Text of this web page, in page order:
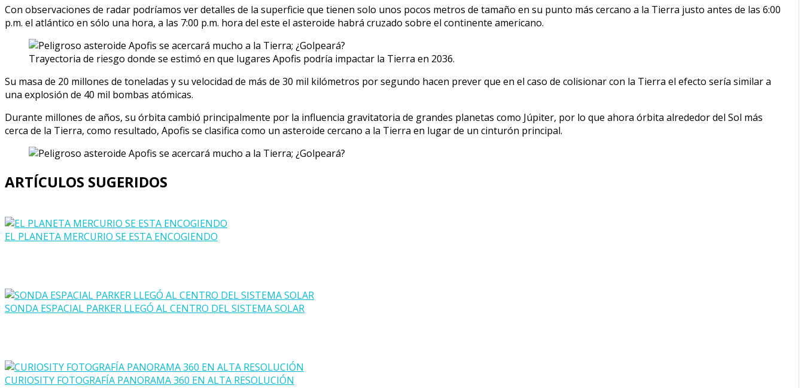
Con observaciones de radar podríamos ver detalles de la superficie que tienen solo unos pocos metros de tamaño en su punto más cercano a la Tierra justo antes de las 6:00
p.m. el atlántico en sólo una hora, a las 7:00 p.m. hora del este el asteroide habrá cruzado sobre el continente americano.
Trayectoria de riesgo donde se estimó en que lugares Apofis podría impactar la Tierra en 2036.
Su masa de 20 millones de toneladas y su velocidad de más de 30 mil kilómetros por segundo hacen prever que en el caso de colisionar con la Tierra el efecto sería similar a
una explosión de 40 mil bombas atómicas.
Durante millones de años, su órbita cambió principalmente por la influencia gravitatoria de grandes planetas como Júpiter, por lo que ahora órbita alrededor del Sol más
cerca de la Tierra, como resultado, Apofis se clasifica como un asteroide cercano a la Tierra en lugar de un cinturón principal.
ARTÍCULOS SUGERIDOS
EL PLANETA MERCURIO SE ESTA ENCOGIENDO
SONDA ESPACIAL PARKER LLEGÓ AL CENTRO DEL SISTEMA SOLAR
CURIOSITY FOTOGRAFÍA PANORAMA 360 EN ALTA RESOLUCIÓN